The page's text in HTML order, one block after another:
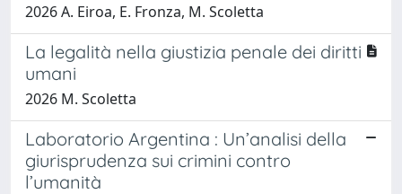
2026 A. Eiroa, E. Fronza, M. Scoletta
La legalità nella giustizia penale dei diritti
umani
2026 M. Scoletta
Laboratorio Argentina : Un’analisi della
giurisprudenza sui crimini contro
l’umanità